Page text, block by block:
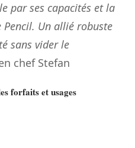
par ses capacités et la
Pencil. Un allié robuste
sans vider le
chef Stefan
forfaits et usages